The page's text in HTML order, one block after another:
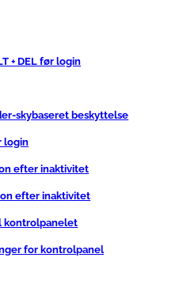
+ DEL før login
skybaseret beskyttelse
login
efter inaktivitet
efter inaktivitet
kontrolpanelet
for kontrolpanel